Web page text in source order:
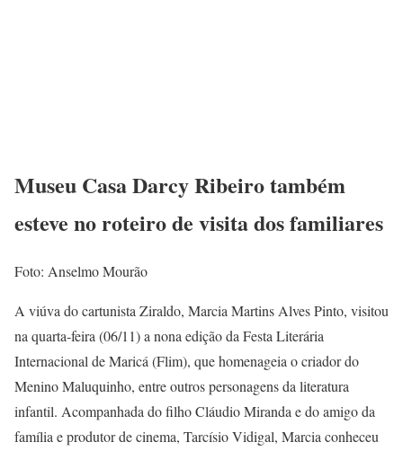
Museu Casa Darcy Ribeiro também
esteve no roteiro de visita dos familiares
Foto: Anselmo Mourão
A viúva do cartunista Ziraldo, Marcia Martins Alves Pinto, visitou
na quarta-feira (06/11) a nona edição da Festa Literária
Internacional de Maricá (Flim), que homenageia o criador do
Menino Maluquinho, entre outros personagens da literatura
infantil. Acompanhada do filho Cláudio Miranda e do amigo da
família e produtor de cinema, Tarcísio Vidigal, Marcia conheceu